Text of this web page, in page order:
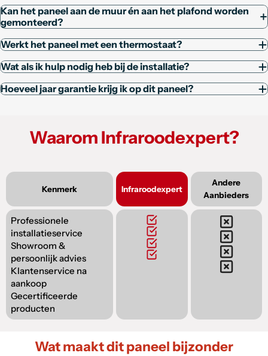
Kan het paneel aan de muur én aan het plafond worden
gemonteerd?
Werkt het paneel met een thermostaat?
Wat als ik hulp nodig heb bij de installatie?
Hoeveel jaar garantie krijg ik op dit paneel?
Waarom Infraroodexpert?
Kenmerk Infraroodexpert
Andere
Aanbieders
Professionele
installatieservice
Showroom &
persoonlijk advies
Klantenservice na
aankoop
Gecertificeerde
producten
Wat maakt dit paneel bijzonder